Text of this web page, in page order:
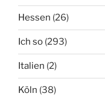
Hessen (26)
Ich so (293)
Italien (2)
Köln (38)